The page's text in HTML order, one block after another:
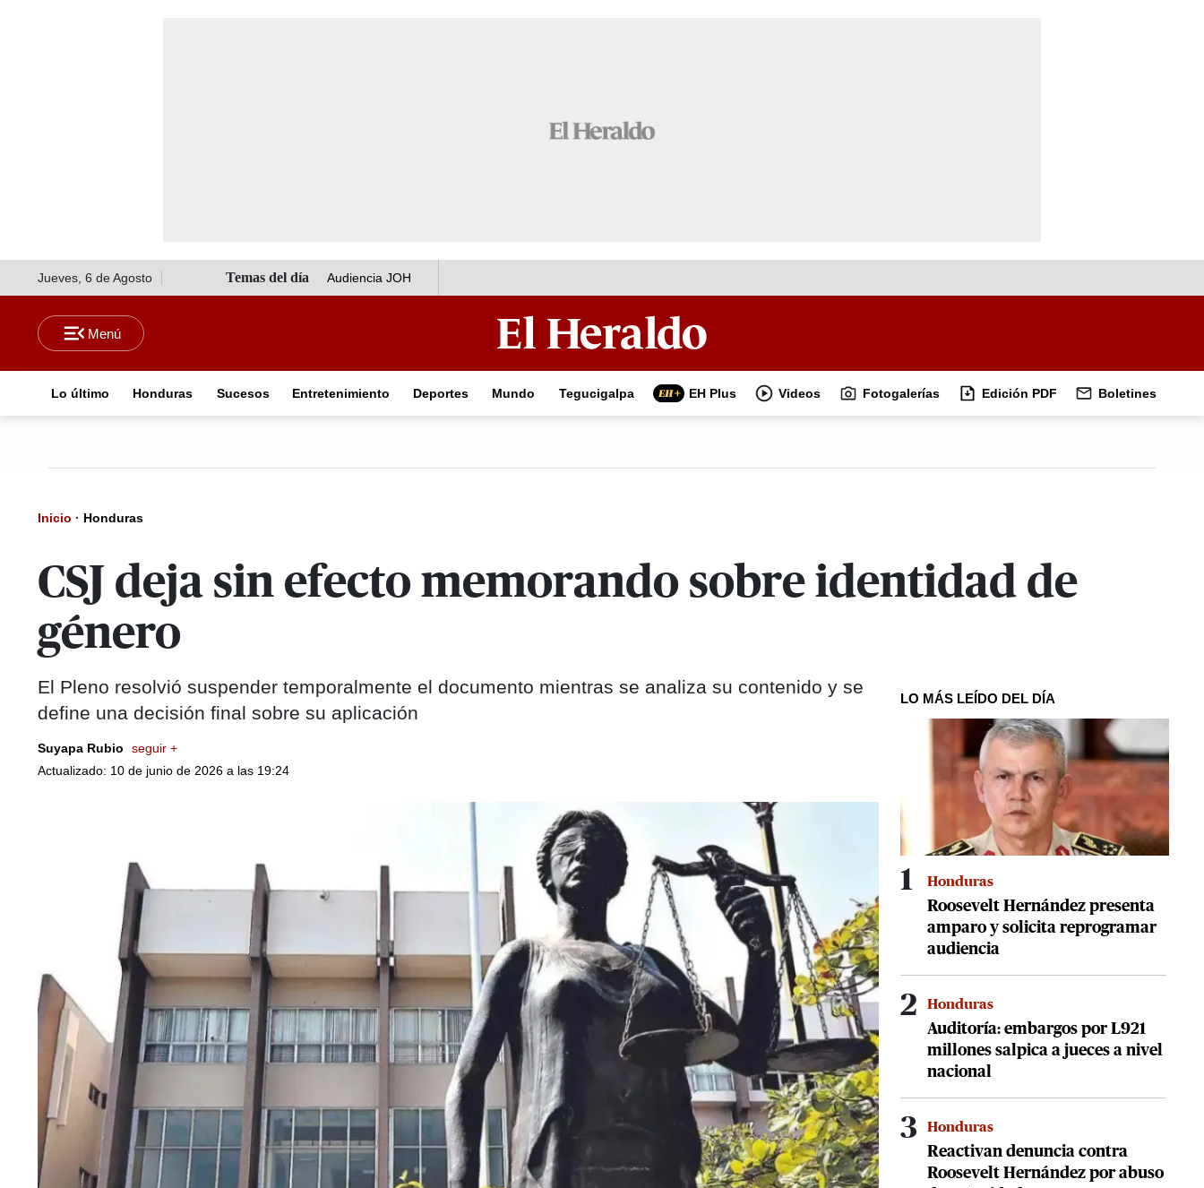
Jueves, 6 de Agosto Audiencia JOH
Lo último Honduras Sucesos Entretenimiento Deportes Mundo Tegucigalpa EH Plus Videos Fotogalerías Edición PDF Boletines
Inicio · Honduras
CSJ deja sin efecto memorando sobre identidad de
género
El Pleno resolvió suspender temporalmente el documento mientras se analiza su contenido y se
define una decisión final sobre su aplicación
Suyapa Rubio
seguir +
Actualizado: 10 de junio de 2026 a las 19:24
LO MÁS LEÍDO DEL DÍA
1 Honduras
Roosevelt Hernández presenta
amparo y solicita reprogramar
audiencia
2 Honduras
Auditoría: embargos por L921
millones salpica a jueces a nivel
nacional
3 Honduras
Reactivan denuncia contra
Roosevelt Hernández por abuso